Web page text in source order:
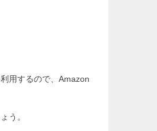
用するので、Amazon
う。